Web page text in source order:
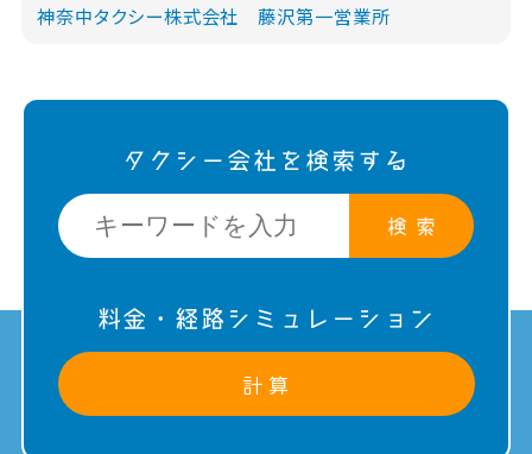
神奈中タクシー株式会社 藤沢第一営業所
タクシー会社を検索する
検 索
料金・経路シミュレーション
計 算